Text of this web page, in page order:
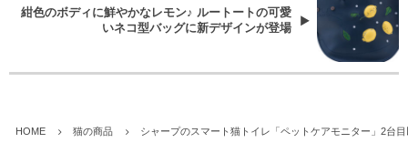
紺色のボディに鮮やかなレモン♪ ルートートの可愛
いネコ型バッグに新デザインが登場
HOME 猫の商品 シャープのスマート猫トイレ「ペットケアモニター」2台